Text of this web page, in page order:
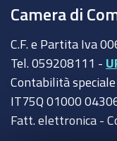
Camera di
C.F. e Partita Iva
Tel. 059208111 -
Contabilità
IT75Q 01000
Fatt. elettronica -